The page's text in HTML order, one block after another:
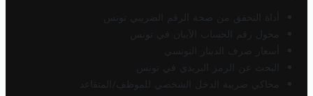
أداة التحقق من صحة الرقم الضريبي تونس
محول رقم الحساب الآيبان في تونس
أسعار صرف الدينار التونسي
البحث عن الرمز البريدي في تونس
محاكي ضريبة الدخل الشخصي للموظف/المتقاعد